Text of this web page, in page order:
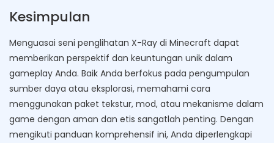
Kesimpulan
Menguasai seni penglihatan X-Ray di Minecraft dapat
memberikan perspektif dan keuntungan unik dalam
gameplay Anda. Baik Anda berfokus pada pengumpulan
sumber daya atau eksplorasi, memahami cara
menggunakan paket tekstur, mod, atau mekanisme dalam
game dengan aman dan etis sangatlah penting. Dengan
mengikuti panduan komprehensif ini, Anda diperlengkapi